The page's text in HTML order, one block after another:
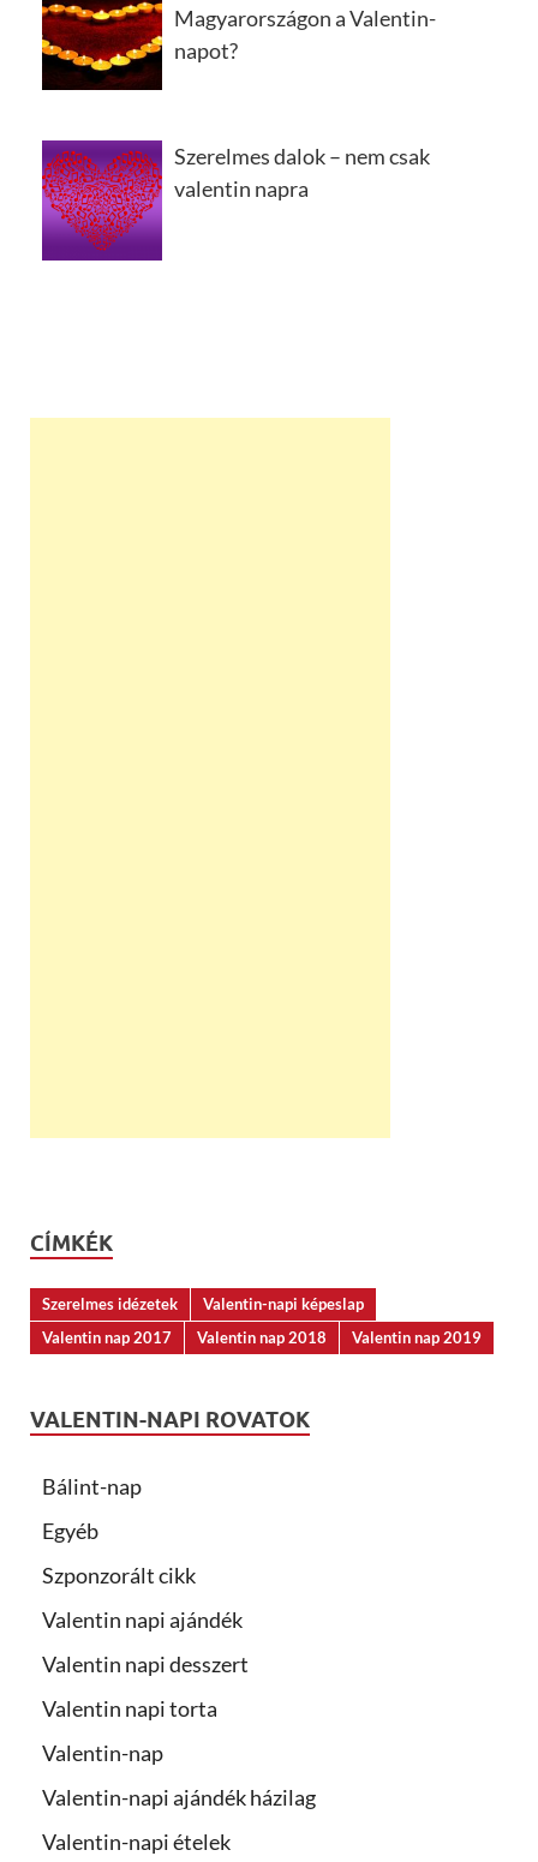
Magyarországon a Valentin-
napot?
Szerelmes dalok – nem csak
valentin napra
CÍMKÉK
Szerelmes idézetek
Valentin-napi képeslap
Valentin nap 2017
Valentin nap 2018 Valentin nap 2019
VALENTIN-NAPI ROVATOK
Bálint-nap
Egyéb
Szponzorált cikk
Valentin napi ajándék
Valentin napi desszert
Valentin napi torta
Valentin-nap
Valentin-napi ajándék házilag
Valentin-napi ételek